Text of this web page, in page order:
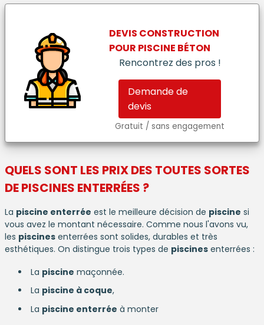
DEVIS CONSTRUCTION
POUR PISCINE BÉTON
Rencontrez des pros !
Demande de
devis
Gratuit / sans engagement
QUELS SONT LES PRIX DES TOUTES SORTES
DEPISCINES ENTERRÉES ?
La piscine enterrée est le meilleure décision de piscine si
vous avez le montant nécessaire. Comme nous l'avons vu,
les piscines enterrées sont solides, durables et très
esthétiques. On distingue trois types de piscines enterrées :
La piscine maçonnée.
La piscine à coque,
La piscine enterrée à monter